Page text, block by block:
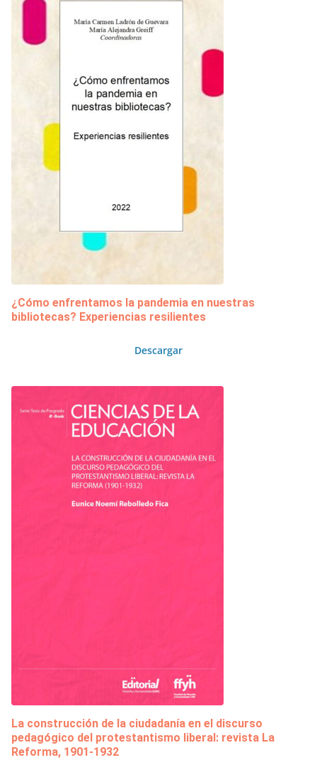
¿Cómo enfrentamos la pandemia en nuestras
bibliotecas? Experiencias resilientes
Descargar
La construcción de la ciudadanía en el discurso
pedagógico del protestantismo liberal: revista La
Reforma, 1901-1932